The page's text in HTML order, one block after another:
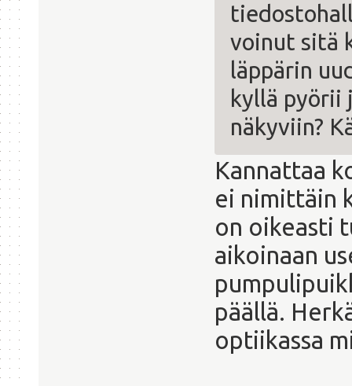
voinut sitä
läppärin
kyllä pyörii
näkyviin?
Kannattaa
ei nimittäin
on oikeasti
aikoinaan
päällä.
optiikassa